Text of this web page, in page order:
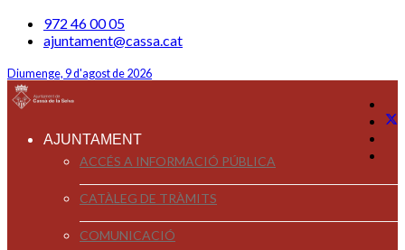
972 46 00 05
ajuntament@cassa.cat
Diumenge, 9 d'agost de 2026
AJUNTAMENT
ACCÉS A INFORMACIÓ PÚBLICA
CATÀLEG DE TRÀMITS
COMUNICACIÓ